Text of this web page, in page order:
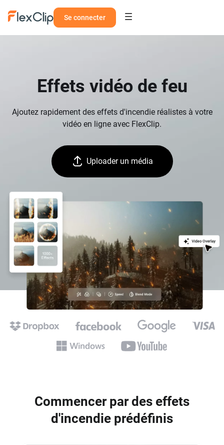
Se connecter
Effets vidéo de feu
Ajoutez rapidement des effets d'incendie réalistes à votre
vidéo en ligne avec FlexClip.
Uploader un média
Commencer par des effets
d'incendie prédéfinis